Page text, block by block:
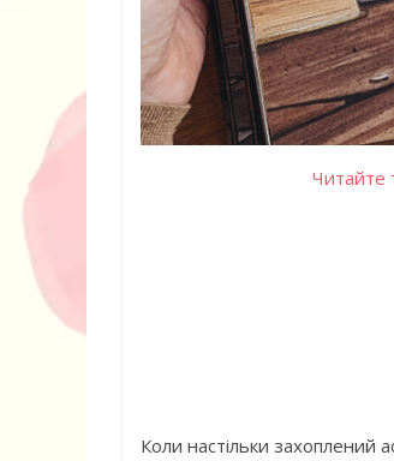
Читайте
Коли настільки захоплений